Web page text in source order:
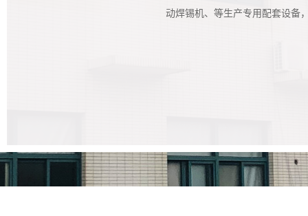
动焊锡机、等生产专用配套设备